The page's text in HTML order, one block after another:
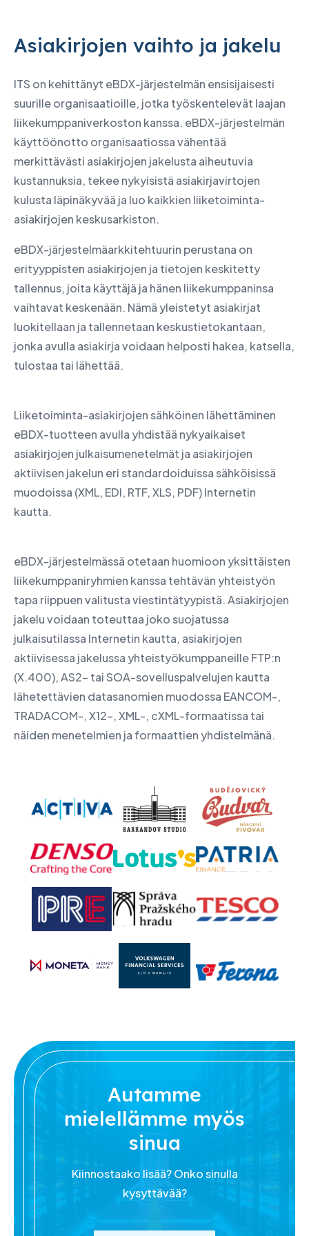
Asiakirjojen vaihto ja jakelu
ITS on kehittänyt eBDX-järjestelmän ensisijaisesti
suurille organisaatioille, jotka työskentelevät laajan
liikekumppaniverkoston kanssa. eBDX-järjestelmän
käyttöönotto organisaatiossa vähentää
merkittävästi asiakirjojen jakelusta aiheutuvia
kustannuksia, tekee nykyisistä asiakirjavirtojen
kulusta läpinäkyvää ja luo kaikkien liiketoiminta-
asiakirjojen keskusarkiston.
eBDX-järjestelmäarkkitehtuurin perustana on
erityyppisten asiakirjojen ja tietojen keskitetty
tallennus, joita käyttäjä ja hänen liikekumppaninsa
vaihtavat keskenään. Nämä yleistetyt asiakirjat
luokitellaan ja tallennetaan keskustietokantaan,
jonka avulla asiakirja voidaan helposti hakea, katsella,
tulostaa tai lähettää.
Liiketoiminta-asiakirjojen sähköinen lähettäminen
eBDX-tuotteen avulla yhdistää nykyaikaiset
asiakirjojen julkaisumenetelmät ja asiakirjojen
aktiivisen jakelun eri standardoiduissa sähköisissä
muodoissa (XML, EDI, RTF, XLS, PDF) Internetin
kautta.
eBDX-järjestelmässä otetaan huomioon yksittäisten
liikekumppaniryhmien kanssa tehtävän yhteistyön
tapa riippuen valitusta viestintätyypistä. Asiakirjojen
jakelu voidaan toteuttaa joko suojatussa
julkaisutilassa Internetin kautta, asiakirjojen
aktiivisessa jakelussa yhteistyökumppaneille FTP:n
(X.400), AS2- tai SOA-sovelluspalvelujen kautta
lähetettävien datasanomien muodossa EANCOM-,
TRADACOM-, X12-, XML-, cXML-formaatissa tai
näiden menetelmien ja formaattien yhdistelmänä.
Autamme
mielellämme myös
sinua
Kiinnostaako lisää? Onko sinulla
kysyttävää?